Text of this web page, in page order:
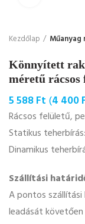
Kezdőlap
Könnyített
méretű rácsos
5 588Ft (4 400
Rácsos felületű,
Statikus
Dinamikus
Szállítási
A pontos
leadását